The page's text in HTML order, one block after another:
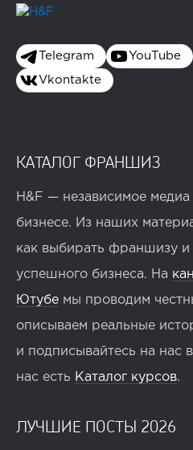
Telegram YouTube
Vkontakte
КАТАЛОГ ФРАНШИЗ
H&F — независимое
бизнесе. Из наших
как выбирать франшизу и
успешного бизнеса. На
Ютубе мы проводим
описываем реальные
и подписывайтесь на нас
нас есть Каталог курсов.
ЛУЧШИЕ ПОСТЫ 2026